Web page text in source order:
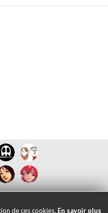
de ces cookies. En savoir plus